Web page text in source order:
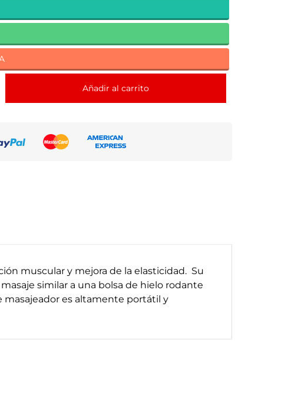
Añadir al carrito
muscular y mejora de la elasticidad. Su
similar a una bolsa de hielo rodante
masajeador es altamente portátil y